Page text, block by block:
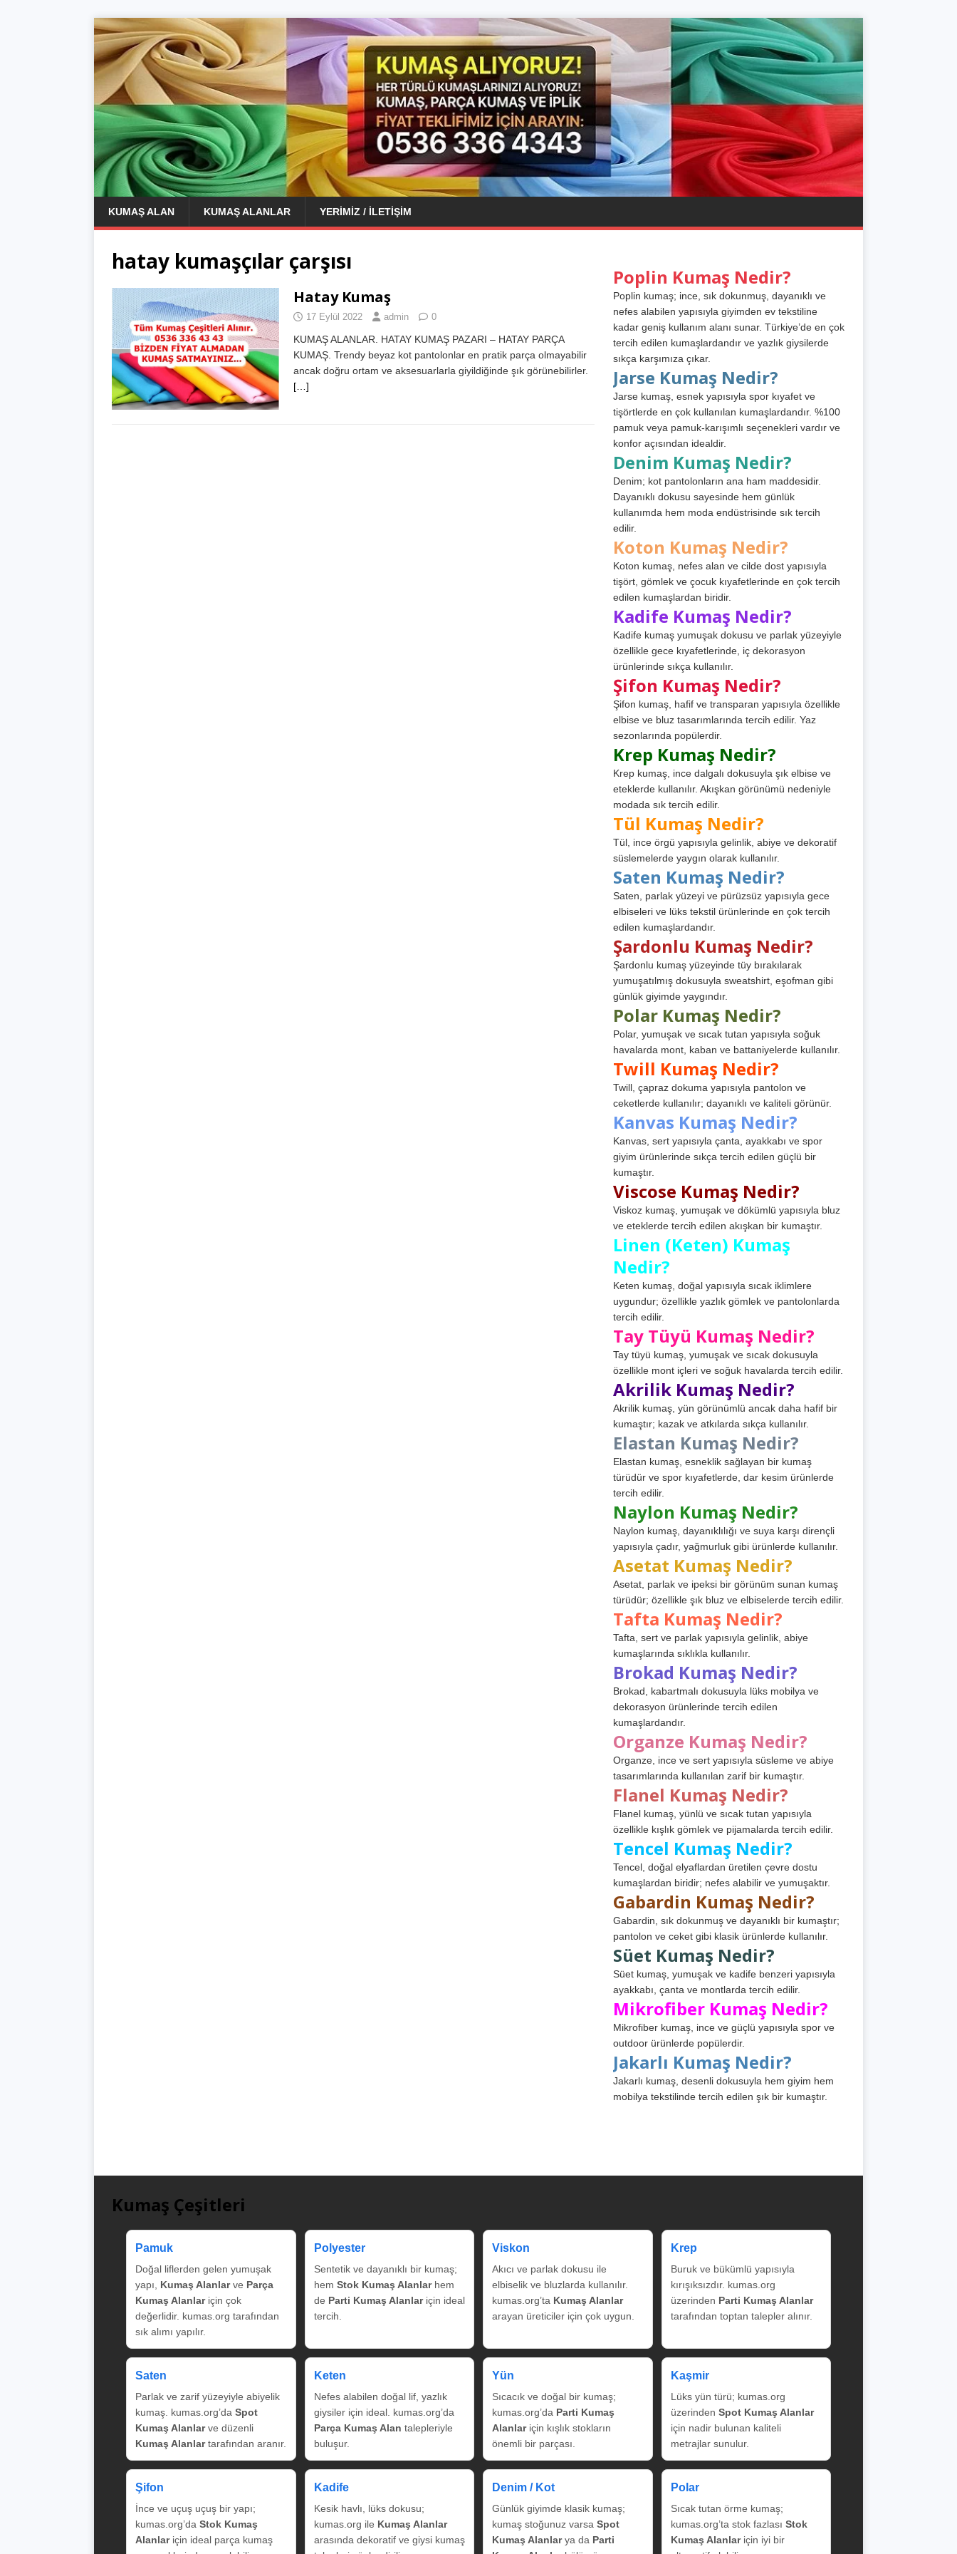
KUMAŞ ALAN KUMAŞ ALANLAR YERIMIZ / İLETIŞIM
hatay kumaşçılar çarşısı
Hatay Kumaş
17 Eylül 2022 admin 0
KUMAŞ ALANLAR. HATAY KUMAŞ PAZARI – HATAY PARÇA
KUMAŞ. Trendy beyaz kot pantolonlar en pratik parça olmayabilir
ancak doğru ortam ve aksesuarlarla giyildiğinde şık görünebilirler.
[…]
Poplin Kumaş Nedir?
Poplin kumaş; ince, sık dokunmuş, dayanıklı ve
nefes alabilen yapısıyla giyimden ev tekstiline
kadar geniş kullanım alanı sunar. Türkiye’de en çok
tercih edilen kumaşlardandır ve yazlık giysilerde
sıkça karşımıza çıkar.
Jarse Kumaş Nedir?
Jarse kumaş, esnek yapısıyla spor kıyafet ve
tişörtlerde en çok kullanılan kumaşlardandır. %100
pamuk veya pamuk-karışımlı seçenekleri vardır ve
konfor açısından idealdir.
Denim Kumaş Nedir?
Denim; kot pantolonların ana ham maddesidir.
Dayanıklı dokusu sayesinde hem günlük
kullanımda hem moda endüstrisinde sık tercih
edilir.
Koton Kumaş Nedir?
Koton kumaş, nefes alan ve cilde dost yapısıyla
tişört, gömlek ve çocuk kıyafetlerinde en çok tercih
edilen kumaşlardan biridir.
Kadife Kumaş Nedir?
Kadife kumaş yumuşak dokusu ve parlak yüzeyiyle
özellikle gece kıyafetlerinde, iç dekorasyon
ürünlerinde sıkça kullanılır.
Şifon Kumaş Nedir?
Şifon kumaş, hafif ve transparan yapısıyla özellikle
elbise ve bluz tasarımlarında tercih edilir. Yaz
sezonlarında popülerdir.
Krep Kumaş Nedir?
Krep kumaş, ince dalgalı dokusuyla şık elbise ve
eteklerde kullanılır. Akışkan görünümü nedeniyle
modada sık tercih edilir.
Tül Kumaş Nedir?
Tül, ince örgü yapısıyla gelinlik, abiye ve dekoratif
süslemelerde yaygın olarak kullanılır.
Saten Kumaş Nedir?
Saten, parlak yüzeyi ve pürüzsüz yapısıyla gece
elbiseleri ve lüks tekstil ürünlerinde en çok tercih
edilen kumaşlardandır.
Şardonlu Kumaş Nedir?
Şardonlu kumaş yüzeyinde tüy bırakılarak
yumuşatılmış dokusuyla sweatshirt, eşofman gibi
günlük giyimde yaygındır.
Polar Kumaş Nedir?
Polar, yumuşak ve sıcak tutan yapısıyla soğuk
havalarda mont, kaban ve battaniyelerde kullanılır.
Twill Kumaş Nedir?
Twill, çapraz dokuma yapısıyla pantolon ve
ceketlerde kullanılır; dayanıklı ve kaliteli görünür.
Kanvas Kumaş Nedir?
Kanvas, sert yapısıyla çanta, ayakkabı ve spor
giyim ürünlerinde sıkça tercih edilen güçlü bir
kumaştır.
Viscose Kumaş Nedir?
Viskoz kumaş, yumuşak ve dökümlü yapısıyla bluz
ve eteklerde tercih edilen akışkan bir kumaştır.
Linen (Keten) Kumaş
Nedir?
Keten kumaş, doğal yapısıyla sıcak iklimlere
uygundur; özellikle yazlık gömlek ve pantolonlarda
tercih edilir.
Tay Tüyü Kumaş Nedir?
Tay tüyü kumaş, yumuşak ve sıcak dokusuyla
özellikle mont içleri ve soğuk havalarda tercih edilir.
Akrilik Kumaş Nedir?
Akrilik kumaş, yün görünümlü ancak daha hafif bir
kumaştır; kazak ve atkılarda sıkça kullanılır.
Elastan Kumaş Nedir?
Elastan kumaş, esneklik sağlayan bir kumaş
türüdür ve spor kıyafetlerde, dar kesim ürünlerde
tercih edilir.
Naylon Kumaş Nedir?
Naylon kumaş, dayanıklılığı ve suya karşı dirençli
yapısıyla çadır, yağmurluk gibi ürünlerde kullanılır.
Asetat Kumaş Nedir?
Asetat, parlak ve ipeksi bir görünüm sunan kumaş
türüdür; özellikle şık bluz ve elbiselerde tercih edilir.
Tafta Kumaş Nedir?
Tafta, sert ve parlak yapısıyla gelinlik, abiye
kumaşlarında sıklıkla kullanılır.
Brokad Kumaş Nedir?
Brokad, kabartmalı dokusuyla lüks mobilya ve
dekorasyon ürünlerinde tercih edilen
kumaşlardandır.
Organze Kumaş Nedir?
Organze, ince ve sert yapısıyla süsleme ve abiye
tasarımlarında kullanılan zarif bir kumaştır.
Flanel Kumaş Nedir?
Flanel kumaş, yünlü ve sıcak tutan yapısıyla
özellikle kışlık gömlek ve pijamalarda tercih edilir.
Tencel Kumaş Nedir?
Tencel, doğal elyaflardan üretilen çevre dostu
kumaşlardan biridir; nefes alabilir ve yumuşaktır.
Gabardin Kumaş Nedir?
Gabardin, sık dokunmuş ve dayanıklı bir kumaştır;
pantolon ve ceket gibi klasik ürünlerde kullanılır.
Süet Kumaş Nedir?
Süet kumaş, yumuşak ve kadife benzeri yapısıyla
ayakkabı, çanta ve montlarda tercih edilir.
Mikrofiber Kumaş Nedir?
Mikrofiber kumaş, ince ve güçlü yapısıyla spor ve
outdoor ürünlerde popülerdir.
Jakarlı Kumaş Nedir?
Jakarlı kumaş, desenli dokusuyla hem giyim hem
mobilya tekstilinde tercih edilen şık bir kumaştır.
Kumaş Çeşitleri
Pamuk
Doğal liflerden gelen yumuşak
yapı, Kumaş Alanlarve Parça
Kumaş Alanlariçin çok
değerlidir. kumas.org tarafından
sık alımı yapılır.
Polyester
Sentetik ve dayanıklı bir kumaş;
hem Stok Kumaş Alanlarhem
de Parti Kumaş Alanlariçin ideal
tercih.
Viskon
Akıcı ve parlak dokusu ile
elbiselik ve bluzlarda kullanılır.
kumas.org’ta Kumaş Alanlar
arayan üreticiler için çok uygun.
Krep
Buruk ve bükümlü yapısıyla
kırışıksızdır. kumas.org
üzerinden Parti Kumaş Alanlar
tarafından toptan talepler alınır.
Saten
Parlak ve zarif yüzeyiyle abiyelik
kumaş. kumas.org’da Spot
Kumaş Alanlarve düzenli
Kumaş Alanlartarafından aranır.
Keten
Nefes alabilen doğal lif, yazlık
giysiler için ideal. kumas.org’da
Parça Kumaş Alan talepleriyle
buluşur.
Yün
Sıcacık ve doğal bir kumaş;
kumas.org’da Parti Kumaş
Alanlariçin kışlık stokların
önemli bir parçası.
Kaşmir
Lüks yün türü; kumas.org
üzerinden Spot Kumaş Alanlar
için nadir bulunan kaliteli
metrajlar sunulur.
Şifon
İnce ve uçuş uçuş bir yapı;
kumas.org’da Stok Kumaş
Alanlariçin ideal parça kumaş
Kadife
Kesik havlı, lüks dokusu;
kumas.org ile Kumaş Alanlar
arasında dekoratif ve giysi kumaş
Denim / Kot
Günlük giyimde klasik kumaş;
kumaş stoğunuz varsa Spot
Kumaş Alanlarya da Parti
Polar
Sıcak tutan örme kumaş;
kumas.org’ta stok fazlası Stok
Kumaş Alanlariçin iyi bir